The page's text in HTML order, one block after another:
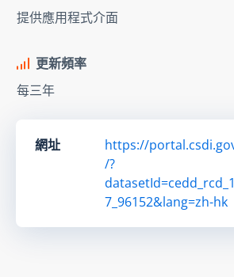
提供應用程式介面
更新頻率
每三年
網址
https://
/?
7_96152&lang=zh-hk